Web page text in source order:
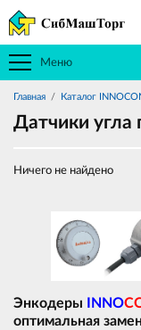
Меню
Главная Каталог
Датчики угла
Ничего не найдено
Энкодеры INNO
оптимальная